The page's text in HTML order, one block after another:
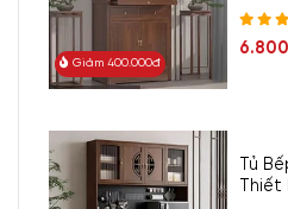
được ưa chuộng hơn. Nhờ khả
không gian mở, thoáng đãng có
tạo được sự sang trọng hiện đại
quả vừa đảm bảo sự thông thoáng,
mỹ cao.
Giảm 400.000đ
Tủ